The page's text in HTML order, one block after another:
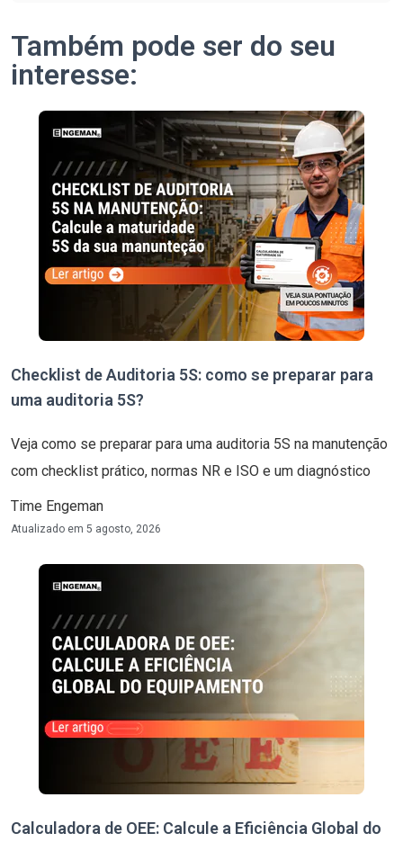
Também pode ser do seu
interesse:
Checklist de Auditoria 5S: como se preparar para
uma auditoria 5S?
Veja como se preparar para uma auditoria 5S na manutenção
com checklist prático, normas NR e ISO e um diagnóstico
Time Engeman
Atualizado em 5 agosto, 2026
Calculadora de OEE: Calcule a Eficiência Global do